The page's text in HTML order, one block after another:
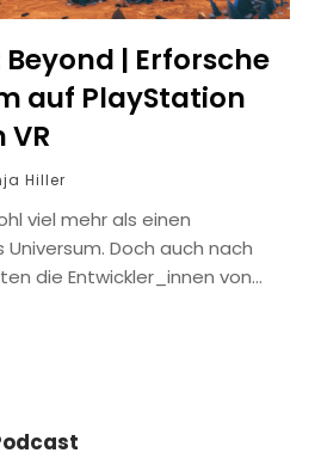
Beyond | Erforsche
auf PlayStation
VR
Hiller
viel mehr als einen
Doch auch nach
die Entwickler_innen von…